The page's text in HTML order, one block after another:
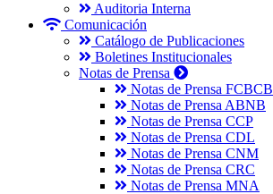
Auditoria Interna
Comunicación
Catálogo de Publicaciones
Boletines Institucionales
Notas de Prensa
Notas de Prensa FCBCB
Notas de Prensa ABNB
Notas de Prensa CCP
Notas de Prensa CDL
Notas de Prensa CNM
Notas de Prensa CRC
Notas de Prensa MNA